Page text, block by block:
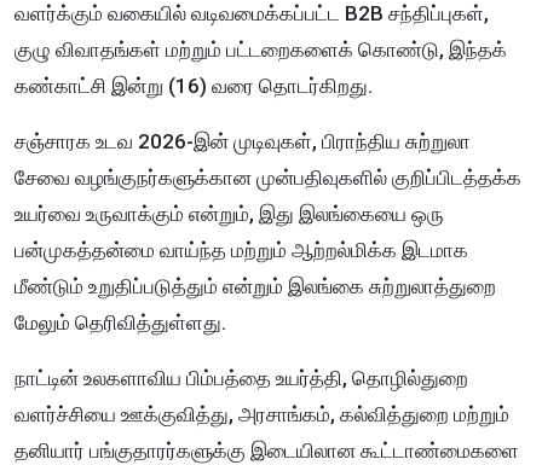
வளர்க்கும் வகையில் வடிவமைக்கப்பட்ட B2B சந்திப்புகள்,
குழு விவாதங்கள் மற்றும் பட்டறைகளைக் கொண்டு, இந்தக்
கண்காட்சி இன்று (16) வரை தொடர்கிறது.
சஞ்சாரக உடவ 2026-இன் முடிவுகள், பிராந்திய சுற்றுலா
சேவை வழங்குநர்களுக்கான முன்பதிவுகளில் குறிப்பிடத்தக்க
உயர்வை உருவாக்கும் என்றும், இது இலங்கையை ஒரு
பன்முகத்தன்மை வாய்ந்த மற்றும் ஆற்றல்மிக்க இடமாக
மீண்டும் உறுதிப்படுத்தும் என்றும் இலங்கை சுற்றுலாத்துறை
மேலும் தெரிவித்துள்ளது.
நாட்டின் உலகளாவிய பிம்பத்தை உயர்த்தி, தொழில்துறை
வளர்ச்சியை ஊக்குவித்து, அரசாங்கம், கல்வித்துறை மற்றும்
தனியார் பங்குதாரர்களுக்கு இடையிலான கூட்டாண்மைகளை